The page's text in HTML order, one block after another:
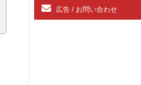
広告 / お問い合わせ